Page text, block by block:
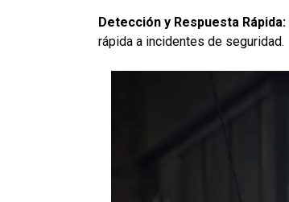
Detección y Respuesta Rápida:
rápida a incidentes de seguridad.